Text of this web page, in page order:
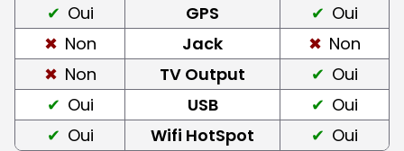
Oui
GPS
Oui
Non
Jack
Non
Non
TV Output
Oui
Oui
USB
Oui
Oui
Wifi HotSpot Oui